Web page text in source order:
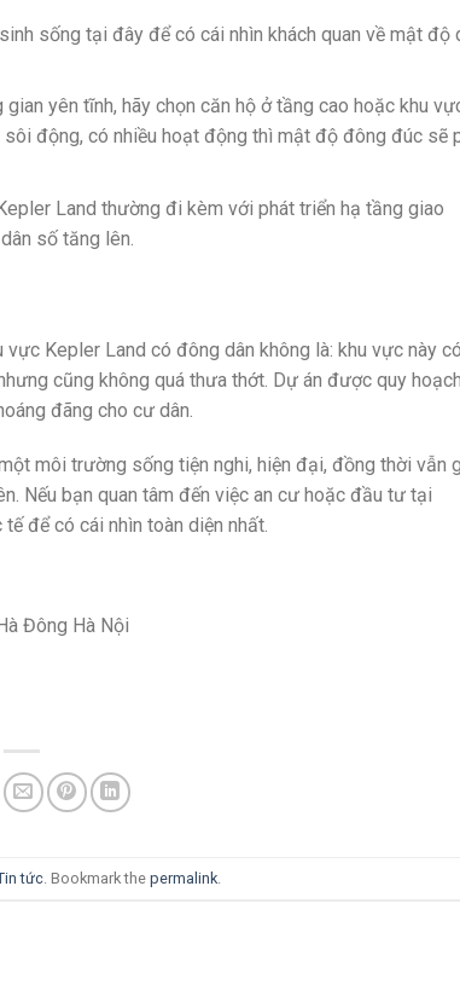
sống tại đây để có cái nhìn khách quan về mật độ
yên tĩnh, hãy chọn căn hộ ở tầng cao hoặc khu
động, có nhiều hoạt động thì mật độ đông đúc sẽ
Land thường đi kèm với phát triển hạ tầng giao
số tăng lên.
Kepler Land có đông dân không là: khu vực này
cũng không quá thưa thớt. Dự án được quy
đãng cho cư dân.
môi trường sống tiện nghi, hiện đại, đồng thời vẫn
Nếu bạn quan tâm đến việc an cư hoặc đầu tư tại
để có cái nhìn toàn diện nhất.
Đông Hà Nội
tức. Bookmark the permalink.